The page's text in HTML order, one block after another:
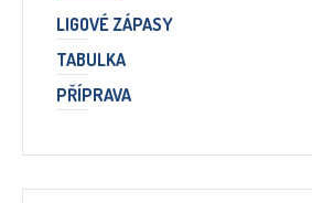
LIGOVÉ ZÁPASY
TABULKA
PŘÍPRAVA